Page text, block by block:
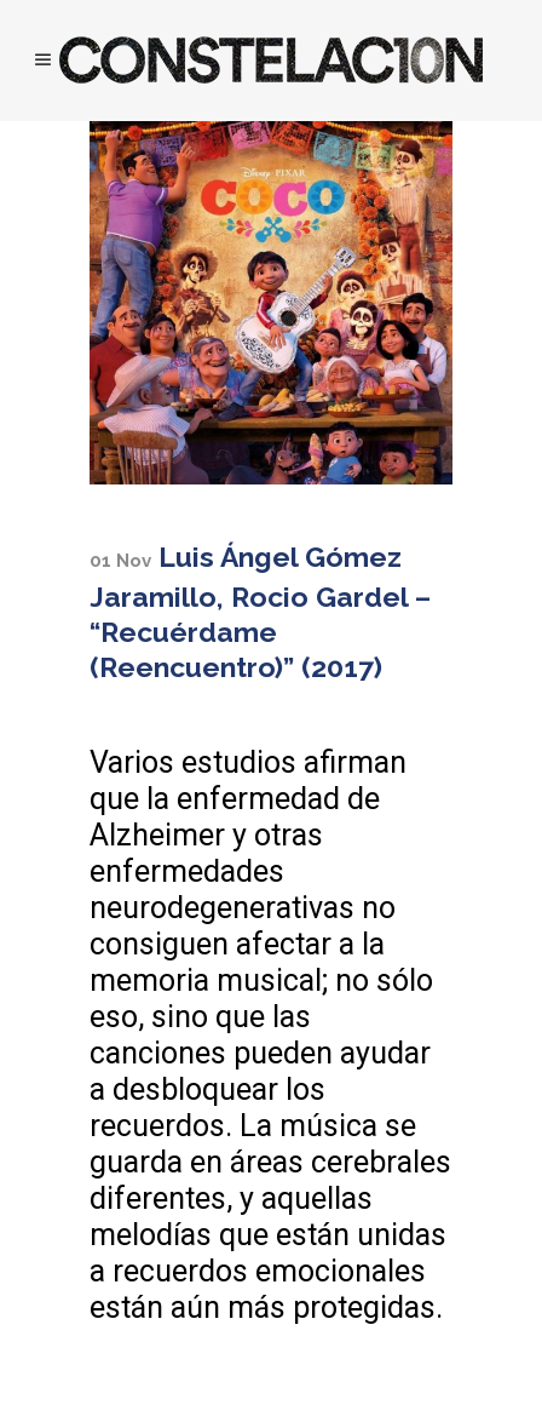
01 Nov Luis Ángel Gómez
Jaramillo, Rocio Gardel –
“Recuérdame
(Reencuentro)” (2017)
Varios estudios afirman
que la enfermedad de
Alzheimer y otras
enfermedades
neurodegenerativas no
consiguen afectar a la
memoria musical; no sólo
eso, sino que las
canciones pueden ayudar
a desbloquear los
recuerdos. La música se
guarda en áreas cerebrales
diferentes, y aquellas
melodías que están unidas
a recuerdos emocionales
están aún más protegidas.